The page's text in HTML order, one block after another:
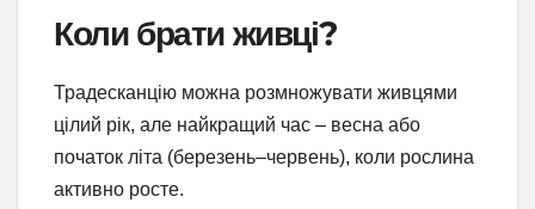
Коли брати живці?
Традесканцію можна розмножувати живцями
цілий рік, але найкращий час – весна або
початок літа (березень–червень), коли рослина
активно росте.